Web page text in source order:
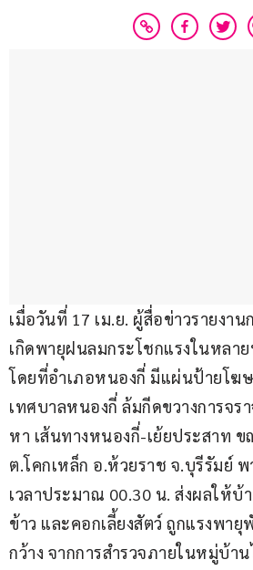
เมื่อวันที่ 17 เม.ย. ผู้สื่อข่าวรายงา
เกิดพายุฝนลมกระโชกแรงในหลา
โดยที่อำเภอหนองกี่ มีแผ่นป้ายโฆ
เทศบาลหนองกี่ ล้มกีดขวางการจร
หา เส้นทางหนองกี่-เย้ยประสาท
ต.โคกเหล็ก อ.ห้วยราช จ.บุรีรัมย์
เวลาประมาณ 00.30 น. ส่งผลให้บ้
ข้าว และคอกเลี้ยงสัตว์ ถูกแรงพายุ
กว้าง จากการสำรวจภายในหมู่บ้า